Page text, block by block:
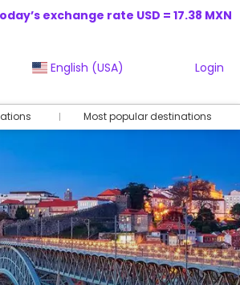
exchange rate USD = 17.38 MXN
English (USA) Login
Most popular destinations